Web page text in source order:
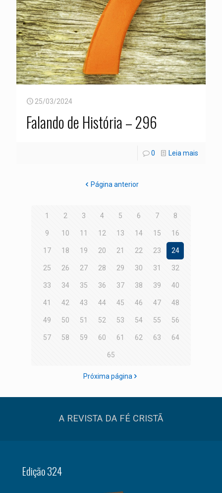
25/03/2024
Falando de História – 296
0 Leia mais
Página anterior
1 2 3 4 5 6 7 8
9 10 11 12 13 14 15 16
17 18 19 20 21 22 23 24
25 26 27 28 29 30 31 32
33 34 35 36 37 38 39 40
41 42 43 44 45 46 47 48
49 50 51 52 53 54 55 56
57 58 59 60 61 62 63 64
65
Próxima página
A REVISTA DA FÉ CRISTÃ
Edição 324